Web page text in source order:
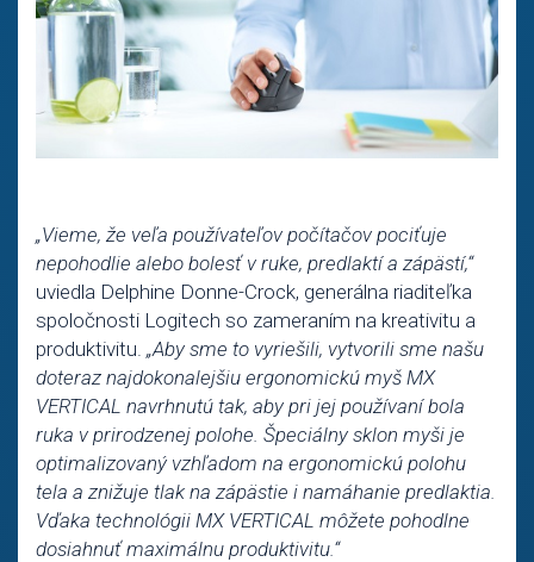
„Vieme, že veľa používateľov počítačov pociťuje
nepohodlie alebo bolesť v ruke, predlaktí a zápästí,“
uviedla Delphine Donne-Crock, generálna riaditeľka
spoločnosti Logitech so zameraním na kreativitu a
produktivitu. „Aby sme to vyriešili, vytvorili sme našu
doteraz najdokonalejšiu ergonomickú myš MX
VERTICAL navrhnutú tak, aby pri jej používaní bola
ruka v prirodzenej polohe. Špeciálny sklon myši je
optimalizovaný vzhľadom na ergonomickú polohu
tela a znižuje tlak na zápästie i namáhanie predlaktia.
Vďaka technológii MX VERTICAL môžete pohodlne
dosiahnuť maximálnu produktivitu.“